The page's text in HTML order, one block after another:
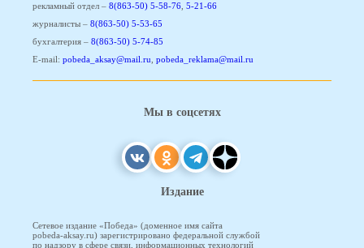
рекламный отдел – 8(863-50) 5-58-76, 5-21-66
журналисты – 8(863-50) 5-53-65
бухгалтерия – 8(863-50) 5-74-85
E-mail: pobeda_aksay@mail.ru, pobeda_reklama@mail.ru
Мы в соцсетях
Издание
Сетевое издание «Победа» (доменное имя сайта
pobeda-aksay.ru) зарегистрировано федеральной службой
по надзору в сфере связи, информационных технологий